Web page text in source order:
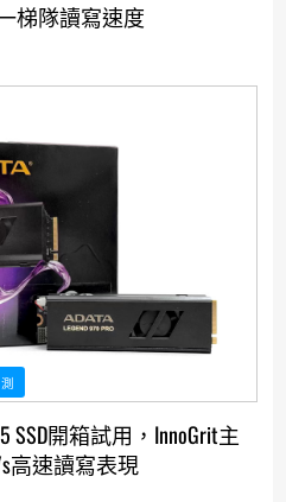
梯隊讀寫速度
5 SSD開箱試用，InnoGrit主
s高速讀寫表現